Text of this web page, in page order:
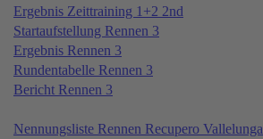
Ergebnis Zeittraining 1+2 2nd
Startaufstellung Rennen 3
Ergebnis Rennen 3
Rundentabelle Rennen 3
Bericht Rennen 3
Nennungsliste Rennen Recupero Vallelunga